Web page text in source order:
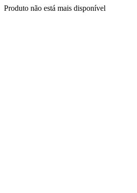
Produto não está mais disponível